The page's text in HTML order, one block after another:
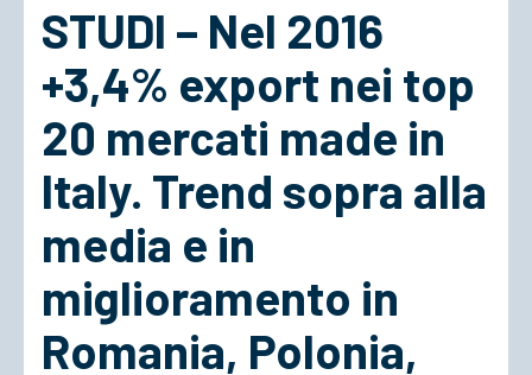
Cosa Facciamo
ACCEDI
STUDI – Nel 2016
+3,4% export nei top
20 mercati made in
Italy. Trend sopra alla
media e in
miglioramento in
Romania, Polonia,